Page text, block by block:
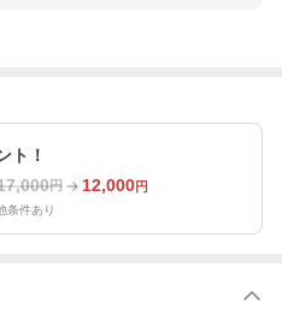
ト！
円 12,000円
条件あり